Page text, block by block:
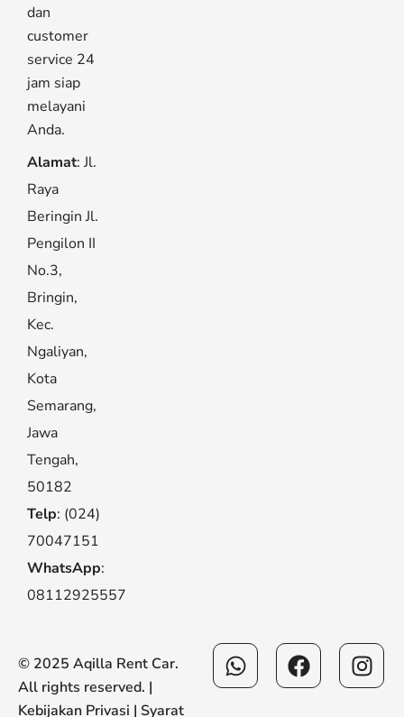
dan
customer
service 24
jam siap
melayani
Anda.
Alamat: Jl.
Raya
Beringin Jl.
Pengilon II
No.3,
Bringin,
Kec.
Ngaliyan,
Kota
Semarang,
Jawa
Tengah,
50182
Telp: (024)
70047151
WhatsApp:
08112925557
© 2025 Aqilla Rent Car.
All rights reserved. |
Kebijakan Privasi | Syarat
WhatsappFacebook